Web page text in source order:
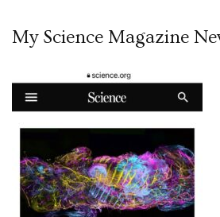
My Science Magazine